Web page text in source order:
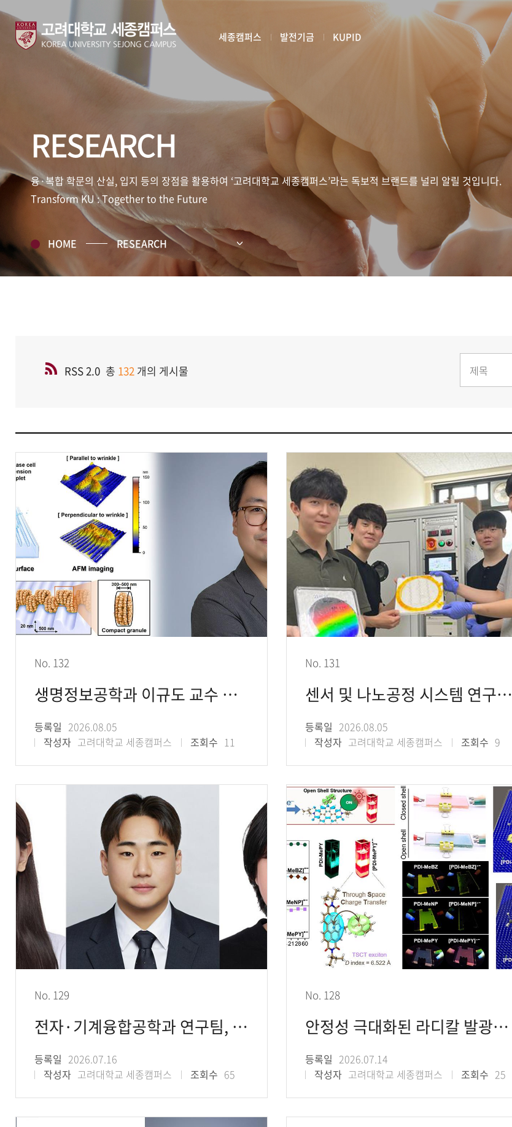
세종캠퍼스 발전기금 KUPID
RESEARCH
융·복합 학문의 산실, 입지 등의 장점을 활용하여 ‘고려대학교 세종캠퍼스’라는 독보적 브랜드를 널리 알릴 것입니다.
Transform KU : Together to the Future
HOME RESEARCH
RSS 2.0 총 132 개의 게시물
No. 132
생명정보공학과 이규도 교수 공동연구팀, 나노주름 기반 염색체 정밀 분석 플랫폼 개발
등록일 2026.08.05
작성자 고려대학교 세종캠퍼스 조회수 11
No. 131
센서 및 나노공정 시스템 연구실(SENS LAB) 대학원생 3명, 대통령과학장학생 및 이공
등록일 2026.08.05
작성자 고려대학교 세종캠퍼스 조회수 9
No. 129
전자·기계융합공학과 연구팀, 2026 세계혁신재료학술대회(GCIM) Best Poster
등록일 2026.07.16
작성자 고려대학교 세종캠퍼스 조회수 65
No. 128
안정성 극대화된 라디칼 발광체 개발… 차세대 OLED 및 광학 양자 큐비트 소재 문 열다
등록일 2026.07.14
작성자 고려대학교 세종캠퍼스 조회수 25